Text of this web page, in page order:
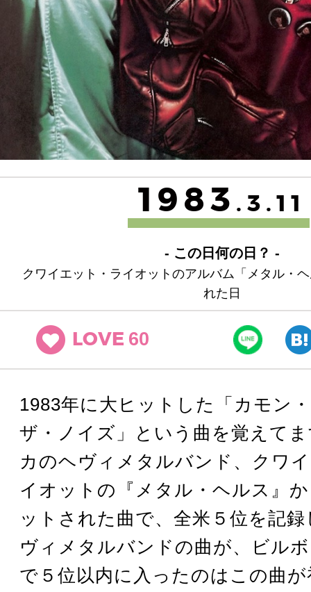
1983 .3.11
- この日何の日？ -
クワイエット・ライオットのアルバム「メタル・
れた日
LOVE 60
1983年に大ヒットした「カモン
ザ・ノイズ」という曲を覚えて
カのヘヴィメタルバンド、クワ
イオットの『メタル・ヘルス』
ットされた曲で、全米５位を記
ヴィメタルバンドの曲が、ビル
で５位以内に入ったのはこの曲